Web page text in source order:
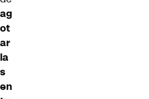
ag
ot
ar
la
s
en